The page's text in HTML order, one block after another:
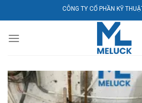
qua
dung
CÔNG TY CỔ PHẦN KỸ THUẬT